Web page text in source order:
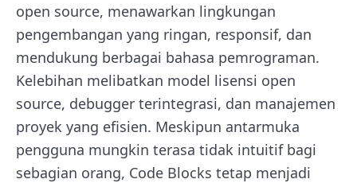
open source, menawarkan lingkungan
pengembangan yang ringan, responsif, dan
mendukung berbagai bahasa pemrograman.
Kelebihan melibatkan model lisensi open
source, debugger terintegrasi, dan manajemen
proyek yang efisien. Meskipun antarmuka
pengguna mungkin terasa tidak intuitif bagi
sebagian orang, Code Blocks tetap menjadi